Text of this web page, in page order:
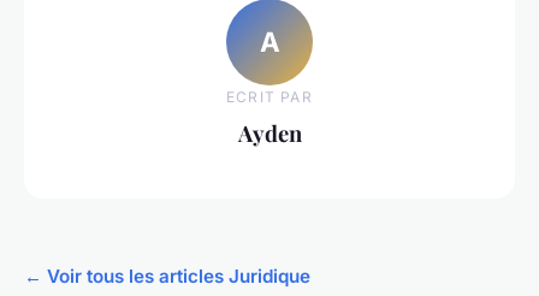
A
ECRIT PAR
Ayden
← Voir tous les articles Juridique